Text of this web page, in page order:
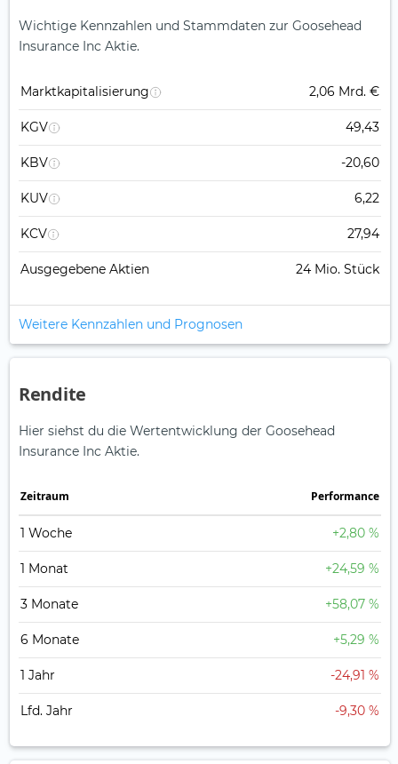
Wichtige Kennzahlen und Stammdaten zur Goosehead
Insurance Inc Aktie.
Marktkapitalisierung 2,06 Mrd. €
KGV 49,43
KBV -20,60
KUV 6,22
KCV 27,94
Ausgegebene Aktien 24 Mio. Stück
Weitere Kennzahlen und Prognosen
Rendite
Hier siehst du die Wertentwicklung der Goosehead
Insurance Inc Aktie.
Zeitraum Perfor­mance
1 Woche +2,80 %
1 Monat +24,59 %
3 Monate +58,07 %
6 Monate +5,29 %
1 Jahr -24,91 %
Lfd. Jahr -9,30 %